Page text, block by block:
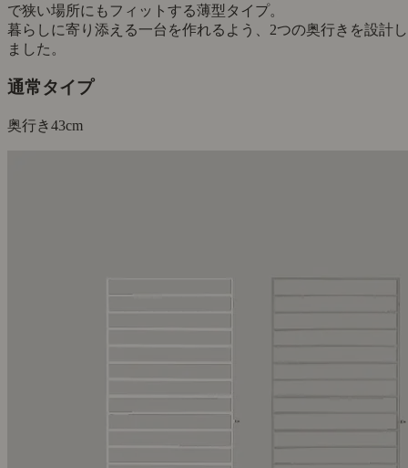
で狭い場所にもフィットする薄型タイプ。
暮らしに寄り添える一台を作れるよう、2つの奥行きを設計し
ました。
通常タイプ
奥行き43cm